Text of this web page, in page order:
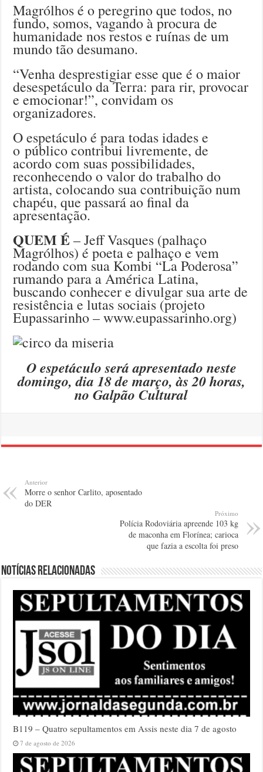
Magrólhos é o peregrino que todos, no
fundo, somos, vagando à procura de
humanidade nos restos e ruínas de um
mundo tão desumano.
“Venha desprestigiar esse que é o maior
desespetáculo da Terra: para rir, provocar
e emocionar!”, convidam os
organizadores.
O espetáculo é para todas idades e
o público contribui livremente, de
acordo com suas possibilidades,
reconhecendo o valor do trabalho do
artista, colocando sua contribuição num
chapéu, que passará ao final da
apresentação.
QUEM É– Jeff Vasques (palhaço
Magrólhos) é poeta e palhaço e vem
rodando com sua Kombi “La Poderosa”
rumando para a América Latina,
buscando conhecer e divulgar sua arte de
resistência e lutas sociais (projeto
Eupassarinho – www.eupassarinho.org)
O espetáculo será apresentado neste
domingo, dia 18 de março, às 20 horas,
no Galpão Cultural
Anterior
Morre o senhor Carlito, aposentado
do DER
Próximo
Polícia Rodoviária apreende 103 kg
de maconha em Florínea; carioca
que fazia a escolta foi preso
Notícias relacionadas
B119 – Quatro sepultamentos em Assis neste dia 7 de agosto
7 de agosto de 2026